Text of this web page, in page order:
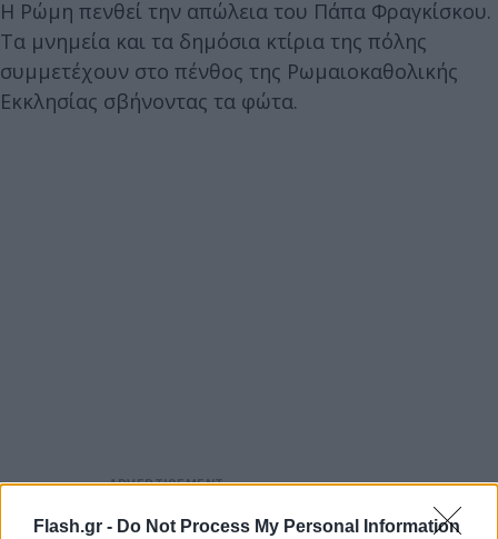
Flash.gr - Do Not Process My Personal Information
Η Ρώμη πενθεί την απώλεια του Πάπα Φραγκίσκου.
Τα μνημεία και τα δημόσια κτίρια της πόλης
συμμετέχουν στο πένθος της Ρωμαιοκαθολικής
Εκκλησίας σβήνοντας τα φώτα.